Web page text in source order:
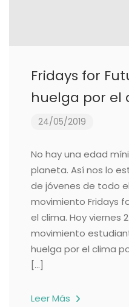
Fridays for
huelga por el
24/05/2019
No hay una edad
planeta. Así nos lo
de jóvenes de todo
movimiento Fridays
el clima. Hoy viernes
movimiento
huelga por el clima
[…]
Leer Más